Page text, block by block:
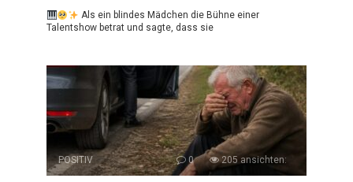
Als ein blindes Mädchen die Bühne einer
Talentshow betrat und sagte, dass sie
POSITIV 0 205 ansichten: